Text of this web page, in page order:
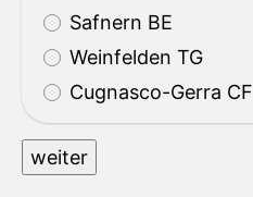
Safnern BE
Weinfelden TG
Cugnasco-Gerra CF
weiter